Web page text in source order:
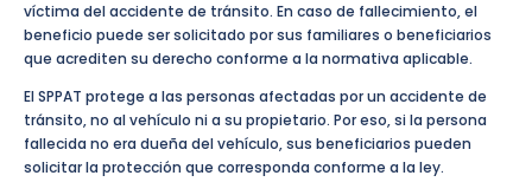
víctima del accidente de tránsito. En caso de fallecimiento, el
beneficio puede ser solicitado por sus familiares o beneficiarios
que acrediten su derecho conforme a la normativa aplicable.
El SPPAT protege a las personas afectadas por un accidente de
tránsito, no al vehículo ni a su propietario. Por eso, si la persona
fallecida no era dueña del vehículo, sus beneficiarios pueden
solicitar la protección que corresponda conforme a la ley.